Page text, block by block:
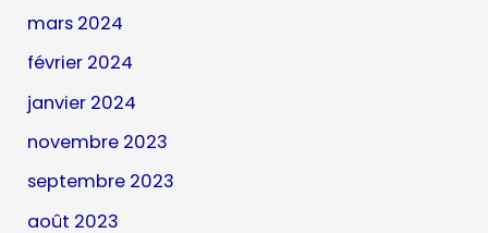
mars 2024
février 2024
janvier 2024
novembre 2023
septembre 2023
août 2023